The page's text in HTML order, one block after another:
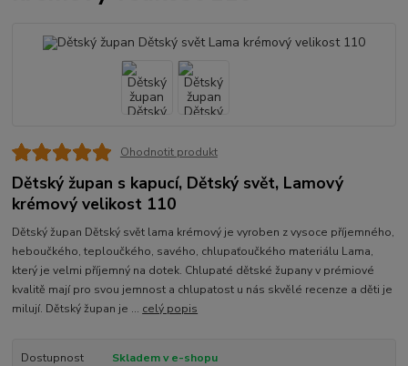
Ohodnotit produkt
Dětský župan s kapucí, Dětský svět, Lamový
krémový velikost 110
Dětský župan Dětský svět lama krémový je vyroben z vysoce příjemného,
heboučkého, teploučkého, savého, chlupaťoučkého materiálu Lama,
který je velmi příjemný na dotek. Chlupaté dětské župany v prémiové
kvalitě mají pro svou jemnost a chlupatost u nás skvělé recenze a děti je
milují. Dětský župan je ... celý popis
Dostupnost
Skladem v e-shopu